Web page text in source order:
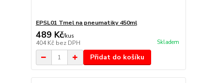
EPSL01 Tmel na pneumatiky 450ml
489 Kč/kus
404 Kč bez DPH Skladem
Přidat do košíku